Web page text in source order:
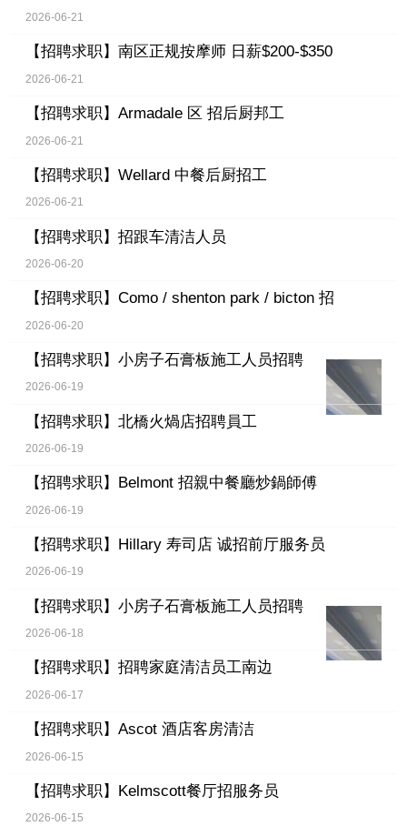
2026-06-21
【招聘求职】 南区正规按摩师 日薪$200-$350
2026-06-21
【招聘求职】 Armadale 区 招后厨邦工
2026-06-21
【招聘求职】 Wellard 中餐后厨招工
2026-06-21
【招聘求职】 招跟车清洁人员
2026-06-20
【招聘求职】 Como / shenton park / bicton 招
2026-06-20
【招聘求职】 小房子石膏板施工人员招聘
2026-06-19
【招聘求职】 北橋火煱店招聘員工
2026-06-19
【招聘求职】 Belmont 招親中餐廳炒鍋師傅
2026-06-19
【招聘求职】 Hillary 寿司店 诚招前厅服务员
2026-06-19
【招聘求职】 小房子石膏板施工人员招聘
2026-06-18
【招聘求职】 招聘家庭清洁员工南边
2026-06-17
【招聘求职】 Ascot 酒店客房清洁
2026-06-15
【招聘求职】 Kelmscott餐厅招服务员
2026-06-15